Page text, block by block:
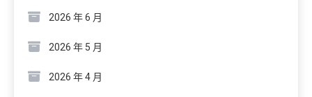
2026 年 6 月
2026 年 5 月
2026 年 4 月